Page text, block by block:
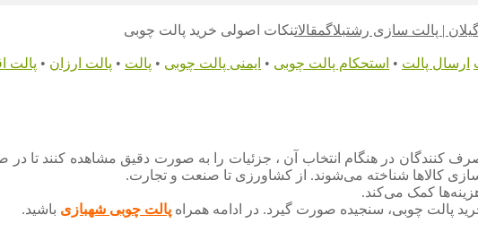
| پالت سازی رشتبلاگمقالاتنکات اصولی خرید پالت چوبی
ارسال پالت • استحکام پالت چوبی • ایمنی پالت چوبی • پالت • پالت ارزان • پالت
کنندگان در هنگام انتخاب آن ، جزئیات را به صورت دقیق مشاهده کنند تا در
کالاها شناخته می‌شوند. از کشاورزی تا صنعت و تجارت.
کمک می‌کند.
پالت چوبی، سنجیده صورت گیرد. در ادامه همراه پالت چوبی شهبازی باشید.